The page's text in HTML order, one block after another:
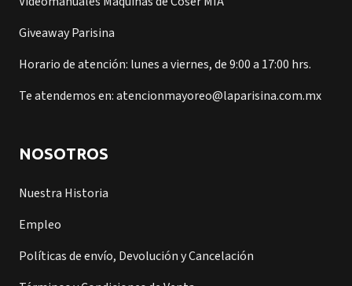
Giveaway Parisina
Horario de atención: lunes a viernes, de 9:00 a 17:00 hrs.
Te atendemos en: atencionmayoreo@laparisina.com.mx
NOSOTROS
Nuestra Historia
Empleo
Políticas de envío, Devolución y Cancelación